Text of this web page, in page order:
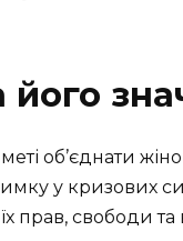
об’єднати жінок
у кризових
прав, свободи та